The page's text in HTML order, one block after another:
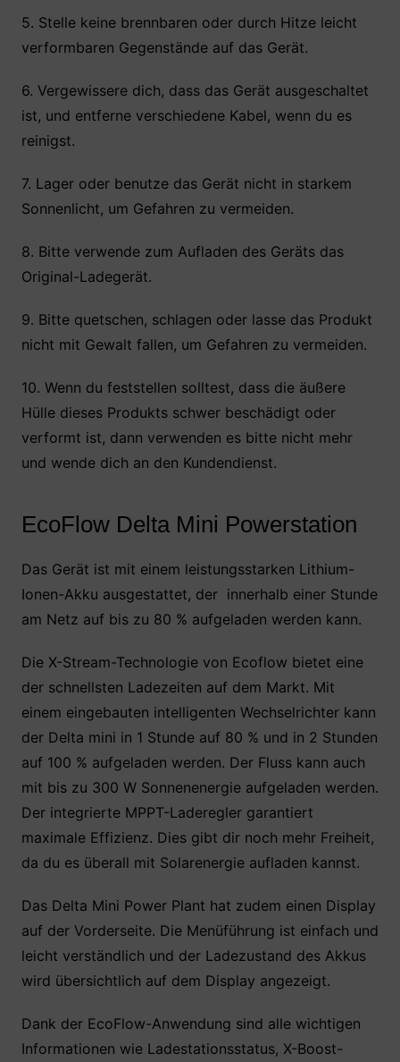
5. Stelle keine brennbaren oder durch Hitze leicht
verformbaren Gegenstände auf das Gerät.
6. Vergewissere dich, dass das Gerät ausgeschaltet
ist, und entferne verschiedene Kabel, wenn du es
reinigst.
7. Lager oder benutze das Gerät nicht in starkem
Sonnenlicht, um Gefahren zu vermeiden.
8. Bitte verwende zum Aufladen des Geräts das
Original-Ladegerät.
9. Bitte quetschen, schlagen oder lasse das Produkt
nicht mit Gewalt fallen, um Gefahren zu vermeiden.
10. Wenn du feststellen solltest, dass die äußere
Hülle dieses Produkts schwer beschädigt oder
verformt ist, dann verwenden es bitte nicht mehr
und wende dich an den Kundendienst.
EcoFlow Delta Mini Powerstation
Das Gerät ist mit einem leistungsstarken Lithium-
Ionen-Akku ausgestattet, der innerhalb einer Stunde
am Netz auf bis zu 80 % aufgeladen werden kann.
Die X-Stream-Technologie von Ecoflow bietet eine
der schnellsten Ladezeiten auf dem Markt. Mit
einem eingebauten intelligenten Wechselrichter kann
der Delta mini in 1 Stunde auf 80 % und in 2 Stunden
auf 100 % aufgeladen werden. Der Fluss kann auch
mit bis zu 300 W Sonnenenergie aufgeladen werden.
Der integrierte MPPT-Laderegler garantiert
maximale Effizienz. Dies gibt dir noch mehr Freiheit,
da du es überall mit Solarenergie aufladen kannst.
Das Delta Mini Power Plant hat zudem einen Display
auf der Vorderseite. Die Menüführung ist einfach und
leicht verständlich und der Ladezustand des Akkus
wird übersichtlich auf dem Display angezeigt.
Dank der EcoFlow-Anwendung sind alle wichtigen
Informationen wie Ladestationsstatus, X-Boost-